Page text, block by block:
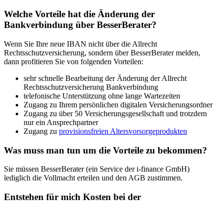
Welche Vorteile hat die Änderung der
Bankverbindung über BesserBerater?
Wenn Sie Ihre neue IBAN nicht über die Allrecht
Rechtsschutzversicherung, sondern über BesserBerater melden,
dann profitieren Sie von folgenden Vorteilen:
sehr schnelle Bearbeitung der Änderung der Allrecht
Rechtsschutzversicherung Bankverbindung
telefonische Unterstützung ohne lange Wartezeiten
Zugang zu Ihrem persönlichen digitalen Versicherungsordner
Zugang zu über 50 Versicherungsgesellschaft und trotzdem
nur ein Ansprechpartner
Zugang zu provisionsfreien Altersvorsorgeprodukten
Was muss man tun um die Vorteile zu bekommen?
Sie müssen BesserBerater (ein Service der i-finance GmbH)
lediglich die Vollmacht erteilen und den AGB zustimmen.
Entstehen für mich Kosten bei der